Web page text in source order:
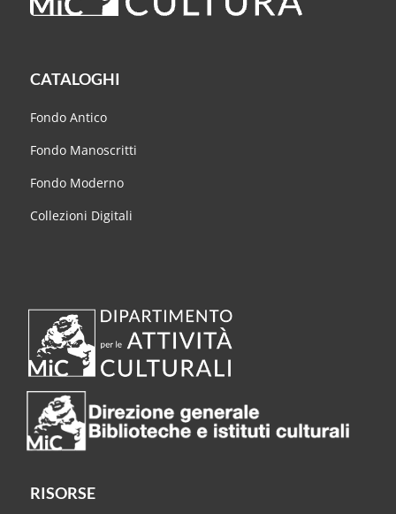
CATALOGHI
Fondo Antico
Fondo Manoscritti
Fondo Moderno
Collezioni Digitali
RISORSE